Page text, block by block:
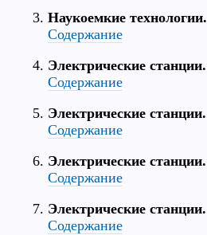
Наукоемкие технологии.
Содержание
Электрические станции.
Содержание
Электрические станции.
Содержание
Электрические станции.
Содержание
Электрические станции.
Содержание